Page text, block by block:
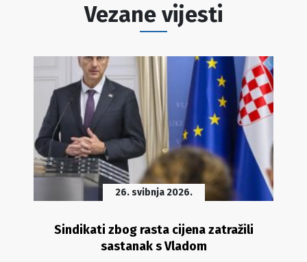
Vezane vijesti
26. svibnja 2026.
Sindikati zbog rasta cijena zatražili
sastanak s Vladom